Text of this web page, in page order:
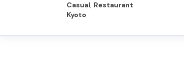
Casual, Restaurant
Kyoto